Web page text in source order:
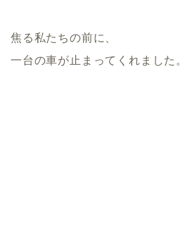
焦る私たちの前に、
一台の車が止まってくれました。